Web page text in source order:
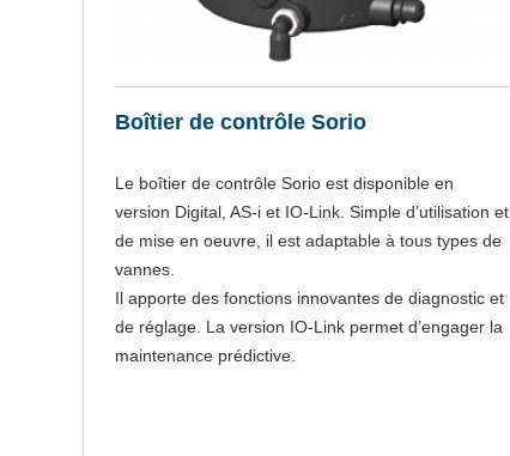
Boîtier de contrôle Sorio
Le boîtier de contrôle Sorio est disponible en
version Digital, AS-i et IO-Link. Simple d’utilisation et
de mise en oeuvre, il est adaptable à tous types de
vannes.
Il apporte des fonctions innovantes de diagnostic et
de réglage. La version IO-Link permet d’engager la
maintenance prédictive.